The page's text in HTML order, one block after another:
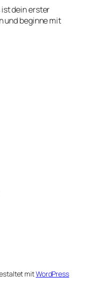
dein erster
und beginne mit
mitWordPress